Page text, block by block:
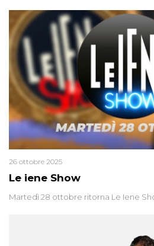
Le iene Show
26 ottobre 2025
Martedì 28 ottobre ritorna Le Iene